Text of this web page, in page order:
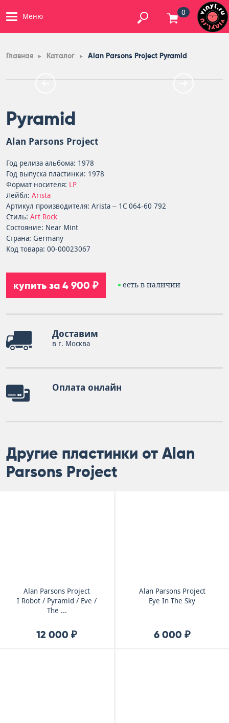
Меню 0
Главная Каталог Alan Parsons Project Pyramid
Pyramid
Alan Parsons Project
Год релиза альбома: 1978
Год выпуска пластинки: 1978
Формат носителя: LP
Лейбл: Arista
Артикул производителя: Arista – 1C 064-60 792
Стиль: Art Rock
Состояние: Near Mint
Страна: Germany
Код товара: 00-00023067
купить за 4 900 ₽ есть в наличии
Доставим
в г. Москва
Оплата онлайн
Другие пластинки от Alan
Parsons Project
Alan Parsons Project
I Robot / Pyramid / Eve /
The ...
12 000 ₽
Alan Parsons Project
Eye In The Sky
6 000 ₽